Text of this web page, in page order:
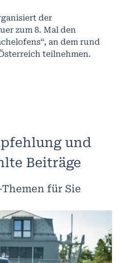
der
zum 8. Mal den
an dem rund
teilnehmen.
und
Beiträge
für Sie